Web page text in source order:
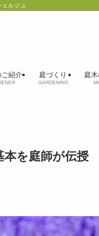
ェルジュ
紹介 庭づくり
GARDENING
庭
本を庭師が伝授